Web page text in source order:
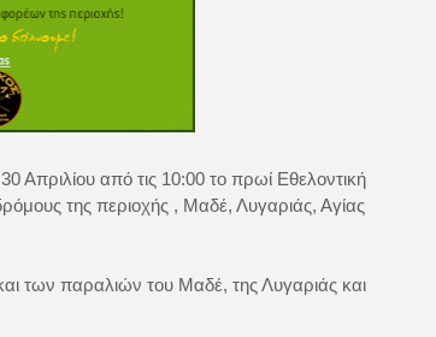
Απριλίου από τις 10:00 το πρωί Εθελοντική
της περιοχής , Μαδέ, Λυγαριάς, Αγίας
των παραλιών του Μαδέ, της Λυγαριάς και